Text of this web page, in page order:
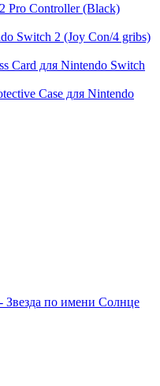
Pro Controller (Black)
Switch 2 (Joy Con/4 gribs)
Card для Nintendo Switch
Case для Nintendo
Звезда по имени Солнце